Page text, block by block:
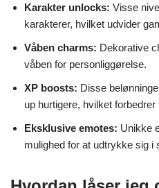
Karakter unlocks: Visse
karakterer, hvilket udvider
Våben charms: Dekorative
våben for personliggørelse.
XP boosts: Disse
up hurtigere, hvilket
Eksklusive emotes: Unikke
mulighed for at udtrykke sig i